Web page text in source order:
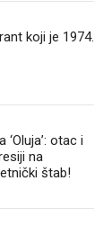
koji je 1974.
otac i
na
štab!